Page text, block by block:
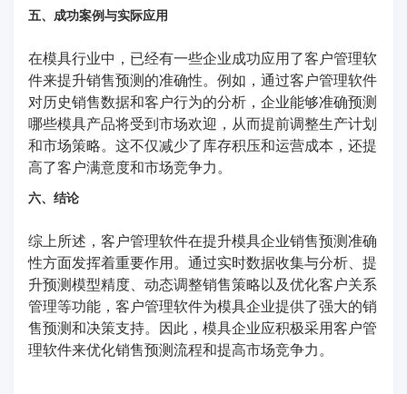
五、成功案例与实际应用
在模具行业中，已经有一些企业成功应用了客户管理软
件来提升销售预测的准确性。例如，通过客户管理软件
对历史销售数据和客户行为的分析，企业能够准确预测
哪些模具产品将受到市场欢迎，从而提前调整生产计划
和市场策略。这不仅减少了库存积压和运营成本，还提
高了客户满意度和市场竞争力。
六、结论
综上所述，客户管理软件在提升模具企业销售预测准确
性方面发挥着重要作用。通过实时数据收集与分析、提
升预测模型精度、动态调整销售策略以及优化客户关系
管理等功能，客户管理软件为模具企业提供了强大的销
售预测和决策支持。因此，模具企业应积极采用客户管
理软件来优化销售预测流程和提高市场竞争力。